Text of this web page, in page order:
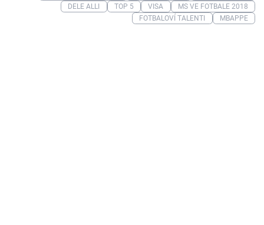
DELE ALLI
TOP 5 VISA
MS VE FOTBALE 2018
FOTBALOVÍ TALENTI
MBAPPE